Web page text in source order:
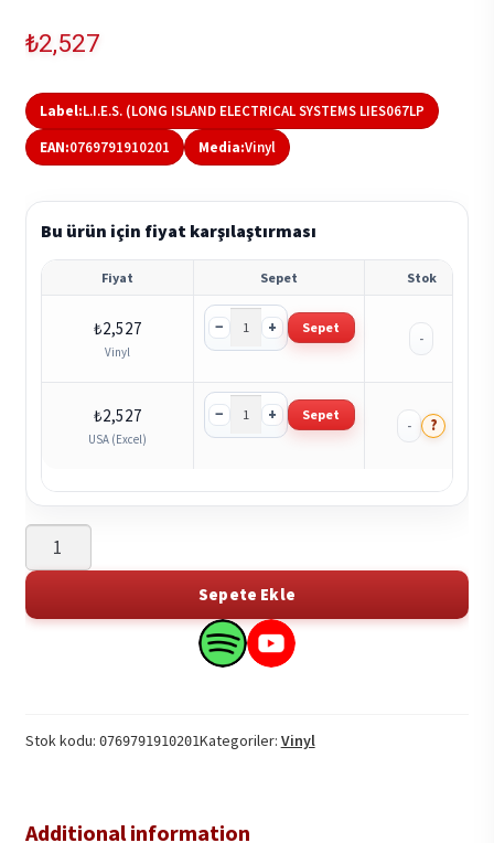
₺2,527
Label:L.I.E.S. (LONG ISLAND ELECTRICAL SYSTEMS LIES067LP
EAN:0769791910201 Media:Vinyl
Bu ürün için fiyat karşılaştırması
Fiyat Sepet Stok
₺2,527
Vinyl
− + Sepet
-
₺2,527
USA (Excel)
− + Sepet
- ?
Admx-
71
Coherent
Sepete Ekle
Search
on
Search
on
Stok kodu: 0769791910201Kategoriler: Vinyl